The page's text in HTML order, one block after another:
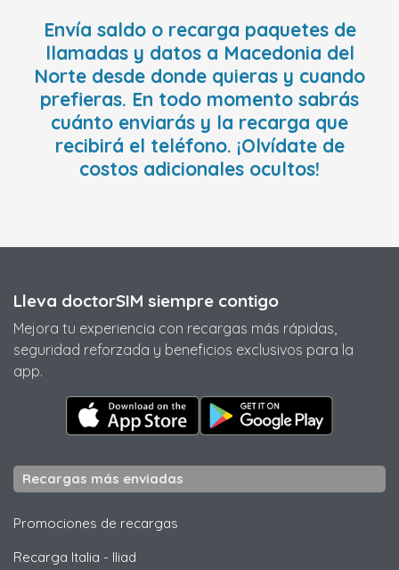
Envía saldo o recarga paquetes de
llamadas y datos a Macedonia del
Norte desde donde quieras y cuando
prefieras. En todo momento sabrás
cuánto enviarás y la recarga que
recibirá el teléfono. ¡Olvídate de
costos adicionales ocultos!
Lleva doctorSIM siempre contigo
Mejora tu experiencia con recargas más rápidas,
seguridad reforzada y beneficios exclusivos para la
app.
Recargas más enviadas
Promociones de recargas
Recarga Italia - Iliad